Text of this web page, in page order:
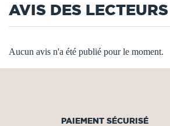
AVIS DES LECTEURS
Aucun avis n'a été publié pour le moment.
PAIEMENT SÉCURISÉ